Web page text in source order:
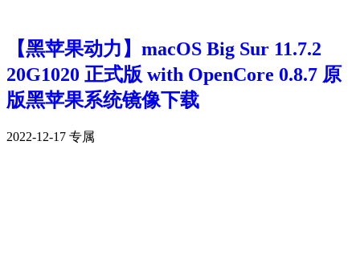
【黑苹果动力】macOS Big Sur 11.7.2
20G1020 正式版 with OpenCore 0.8.7 原
版黑苹果系统镜像下载
2022-12-17 专属